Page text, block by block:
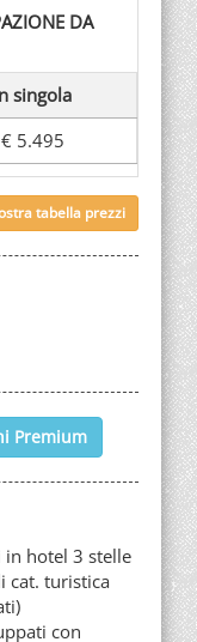
DA
singola
€ 5.495
tabella prezzi
Premium
hotel 3 stelle
cat. turistica
con